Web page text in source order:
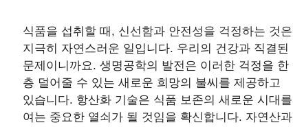
식품을 섭취할 때, 신선함과 안전성을 걱정하는 것은
지극히 자연스러운 일입니다. 우리의 건강과 직결된
문제이니까요. 생명공학의 발전은 이러한 걱정을 한
층 덜어줄 수 있는 새로운 희망의 불씨를 제공하고
있습니다. 항산화 기술은 식품 보존의 새로운 시대를
여는 중요한 열쇠가 될 것임을 확신합니다. 자연산과